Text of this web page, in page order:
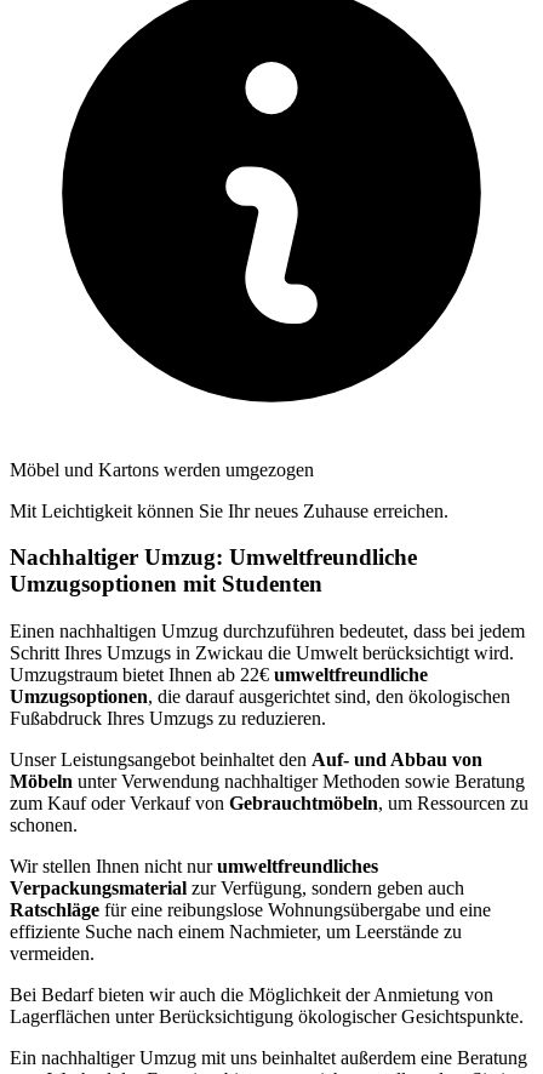
Möbel und Kartons werden umgezogen
Mit Leichtigkeit können Sie Ihr neues Zuhause erreichen.
Nachhaltiger Umzug: Umweltfreundliche
Umzugsoptionen mit Studenten
Einen nachhaltigen Umzug durchzuführen bedeutet, dass bei jedem
Schritt Ihres Umzugs in Zwickau die Umwelt berücksichtigt wird.
Umzugstraum bietet Ihnen ab 22€ umweltfreundliche
Umzugsoptionen, die darauf ausgerichtet sind, den ökologischen
Fußabdruck Ihres Umzugs zu reduzieren.
Unser Leistungsangebot beinhaltet den Auf- und Abbau von
Möbeln unter Verwendung nachhaltiger Methoden sowie Beratung
zum Kauf oder Verkauf von Gebrauchtmöbeln, um Ressourcen zu
schonen.
Wir stellen Ihnen nicht nurumweltfreundliches
Verpackungsmaterial zur Verfügung, sondern geben auch
Ratschläge für eine reibungslose Wohnungsübergabe und eine
effiziente Suche nach einem Nachmieter, um Leerstände zu
vermeiden.
Bei Bedarf bieten wir auch die Möglichkeit der Anmietung von
Lagerflächen unter Berücksichtigung ökologischer Gesichtspunkte.
Ein nachhaltiger Umzug mit uns beinhaltet außerdem eine Beratung